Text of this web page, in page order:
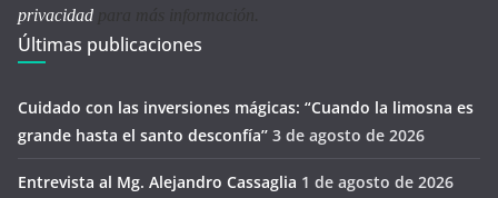
privacidad
Últimas publicaciones
Cuidado con las inversiones mágicas: “Cuando la limosna es
grande hasta el santo desconfía’’ 3 de agosto de 2026
Entrevista al Mg. Alejandro Cassaglia 1 de agosto de 2026